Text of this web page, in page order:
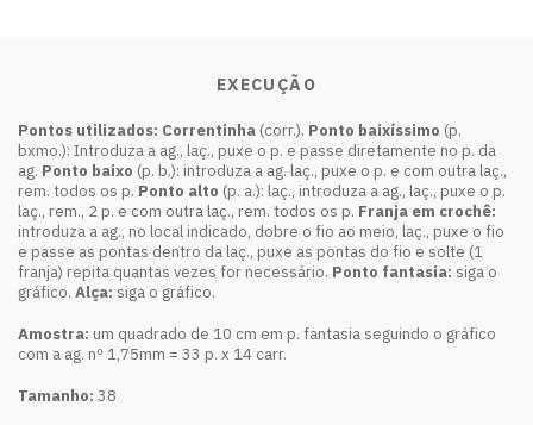
EXECUÇÃO
Pontos utilizados: Correntinha (corr.). Ponto baixíssimo (p.
bxmo.): Introduza a ag., laç., puxe o p. e passe diretamente no p. da
ag. Ponto baixo (p. b.): introduza a ag. laç., puxe o p. e com outra laç.,
rem. todos os p. Ponto alto (p. a.): laç., introduza a ag., laç., puxe o p.
laç., rem., 2 p. e com outra laç., rem. todos os p. Franja em crochê:
introduza a ag., no local indicado, dobre o fio ao meio, laç., puxe o fio
e passe as pontas dentro da laç., puxe as pontas do fio e solte (1
franja) repita quantas vezes for necessário. Ponto fantasia: siga o
gráfico. Alça: siga o gráfico.
Amostra: um quadrado de 10 cm em p. fantasia seguindo o gráfico
com a ag. nº 1,75mm = 33 p. x 14 carr.
Tamanho: 38